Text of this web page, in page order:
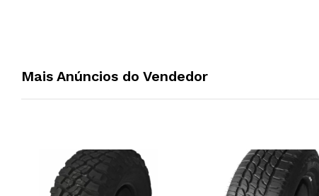
Mais Anúncios do Vendedor